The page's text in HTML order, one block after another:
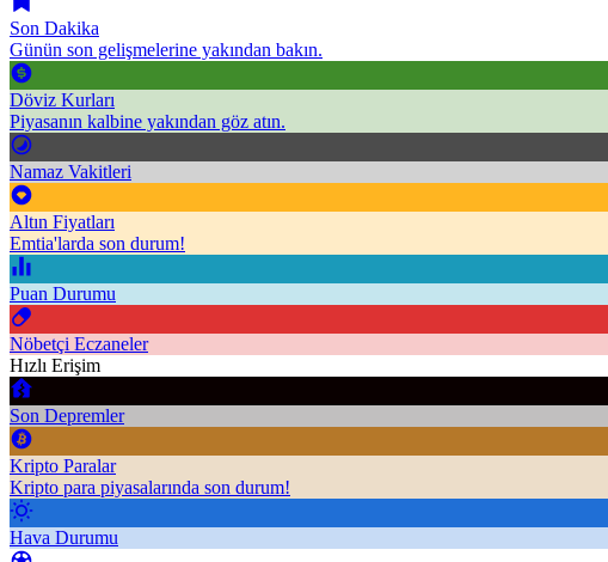
Son Dakika
Günün son gelişmelerine yakından bakın.
Döviz Kurları
Piyasanın kalbine yakından göz atın.
Namaz Vakitleri
Altın Fiyatları
Emtia'larda son durum!
Puan Durumu
Nöbetçi Eczaneler
Hızlı Erişim
Son Depremler
Kripto Paralar
Kripto para piyasalarında son durum!
Hava Durumu